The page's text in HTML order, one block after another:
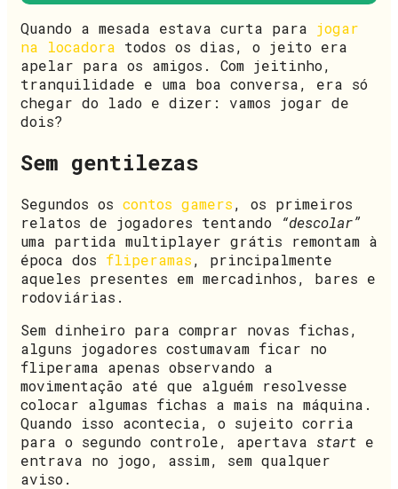
Quando a mesada estava curta para jogar
na locadora todos os dias, o jeito era
apelar para os amigos. Com jeitinho,
tranquilidade e uma boa conversa, era só
chegar do lado e dizer: vamos jogar de
dois?
Sem gentilezas
Segundos os contos gamers, os primeiros
relatos de jogadores tentando
“descolar”
uma partida multiplayer grátis remontam à
época dos fliperamas, principalmente
aqueles presentes em mercadinhos, bares e
rodoviárias.
Sem dinheiro para comprar novas fichas,
alguns jogadores costumavam ficar no
fliperama apenas observando a
movimentação até que alguém resolvesse
colocar algumas fichas a mais na máquina.
Quando isso acontecia, o sujeito corria
para o segundo controle, apertava start e
entrava no jogo, assim, sem qualquer
aviso.